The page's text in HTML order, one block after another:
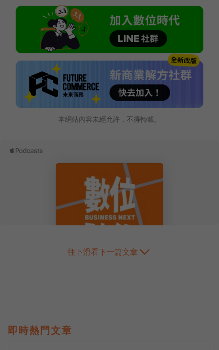
本網站內容未經允許，不得轉載。
往下滑看下一篇文章
即時熱門文章